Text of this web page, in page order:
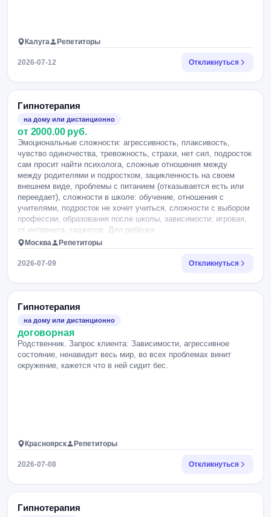
Калуга Репетиторы
2026-07-12 Откликнуться
Гипнотерапия
на дому или дистанционно
от 2000.00 руб.
Эмоциональные сложности: агрессивность, плаксивость,
чувство одиночества, тревожность, страхи, нет сил, подросток
сам просит найти психолога, сложные отношения между
между родителями и подростком, зацикленность на своем
внешнем виде, проблемы с питанием (отказывается есть или
переедает), сложности в школе: обучение, отношения с
учителями, подросток не хочет учиться, сложности с выбором
профессии, образования после школы, зависимости: игровая,
от интернета, гаджетов. Для ребёнка
Москва Репетиторы
2026-07-09 Откликнуться
Гипнотерапия
на дому или дистанционно
договорная
Родственник. Запрос клиента: Зависимости, агрессивное
состояние, ненавидит весь мир, во всех проблемах винит
окружение, кажется что в ней сидит бес.
Красноярск Репетиторы
2026-07-08 Откликнуться
Гипнотерапия